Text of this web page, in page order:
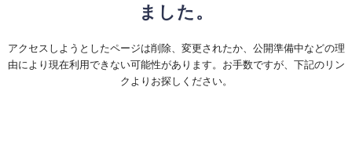
ました。
アクセスしようとしたページは削除、変更されたか、公開準備中などの理
由により現在利用できない可能性があります。お手数ですが、下記のリン
クよりお探しください。